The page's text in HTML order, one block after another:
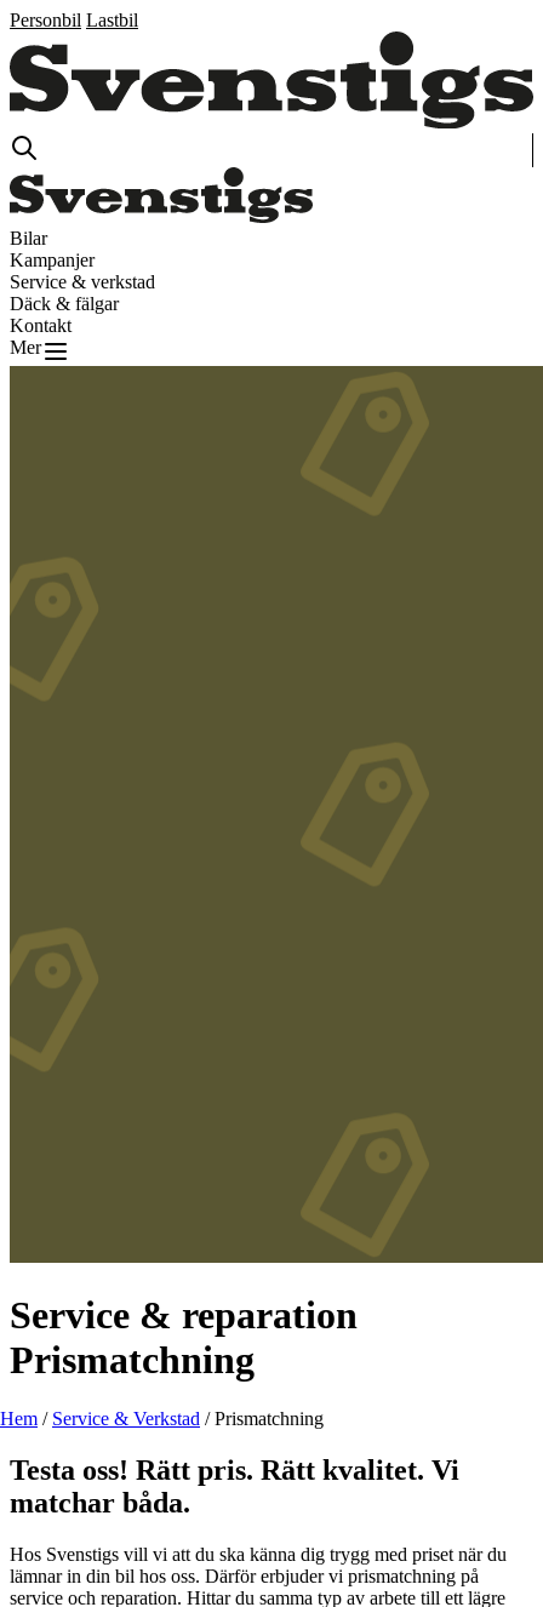
Personbil Lastbil
Bilar
Kampanjer
Service & verkstad
Däck & fälgar
Kontakt
Mer
Service & reparation
Prismatchning
Hem / Service & Verkstad /Prismatchning
Testa oss! Rätt pris. Rätt kvalitet. Vi
matchar båda.
Hos Svenstigs vill vi att du ska känna dig trygg med priset när du
lämnar in din bil hos oss. Därför erbjuder vi prismatchning på
service och reparation. Hittar du samma typ av arbete till ett lägre